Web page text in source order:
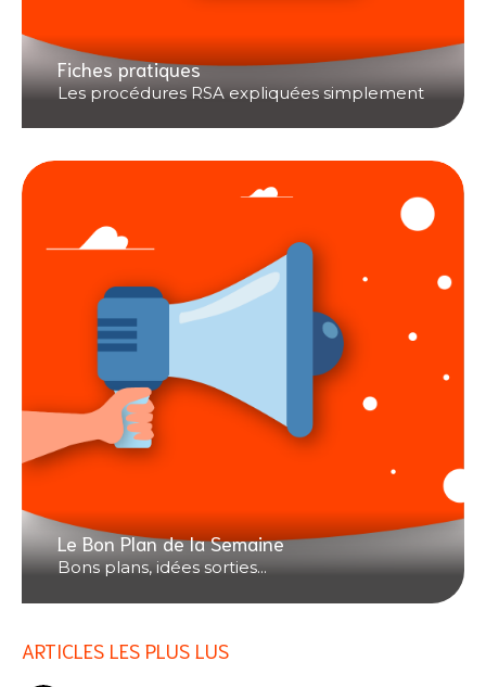
Fiches pratiques
Les procédures RSA expliquées simplement
Le Bon Plan de la Semaine
Bons plans, idées sorties...
ARTICLES LES PLUS LUS